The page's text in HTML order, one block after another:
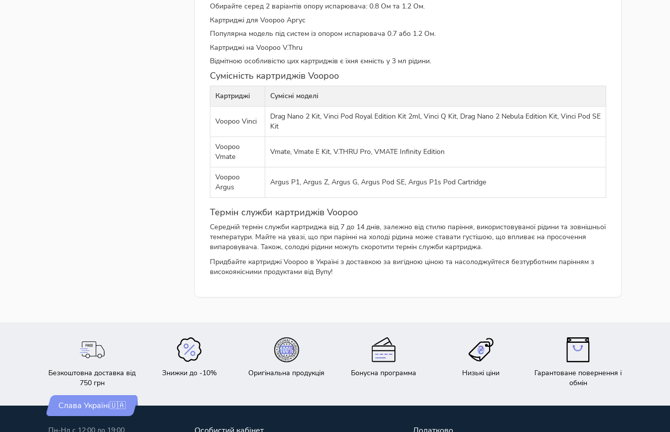
Обирайте серед 2 варіантів опору испарювача: 0.8 Ом та 1.2 Ом.
Картриджі для Voopoo Аргус
Популярна модель під систем із опором испарювача 0.7 або 1.2 Ом.
Картриджі на Voopoo V.Thru
Відмітною особливістю цих картриджів є їхня ємність у 3 мл рідини.
Сумісність картриджів Voopoo
Картриджі Сумісні моделі
Voopoo Vinci
Drag Nano 2 Kit, Vinci Pod Royal Edition Kit 2ml, Vinci Q Kit, Drag Nano 2 Nebula Edition Kit, Vinci Pod SE
Kit
Voopoo
Vmate
Vmate, Vmate E Kit, V.THRU Pro, VMATE Infinity Edition
Voopoo
Argus
Argus P1, Argus Z, Argus G, Argus Pod SE, Argus P1s Pod Cartridge
Термін служби картриджів Voopoo
Середній термін служби картриджа від 7 до 14 днів, залежно від стилю паріння, використовуваної рідини та зовнішньої
температури. Майте на увазі, що при парінні на холоді рідина може ставати густішою, що впливає на просочення
випаровувача. Також, солодкі рідини можуть скоротити термін служби картриджа.
Придбайте картриджі Voopoo в Україні з доставкою за вигідною ціною та насолоджуйтеся безтурботним парінням з
високоякісними продуктами від Вупу!
Безкоштовна доставка від
750 грн
Знижки до -10% Оригінальна продукція Бонусна программа Низькі ціни
Гарантоване повернення і
обмін
Слава Україні🇺🇦